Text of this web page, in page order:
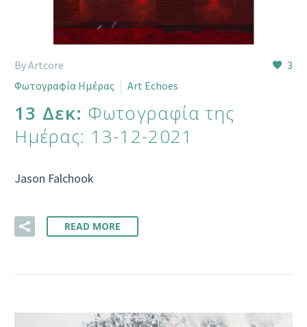
3
By Artcore
Φωτογραφία Ημέρας
Art Echoes
13 Δεκ: Φωτογραφία της
Ημέρας: 13-12-2021
Jason Falchook
READ MORE